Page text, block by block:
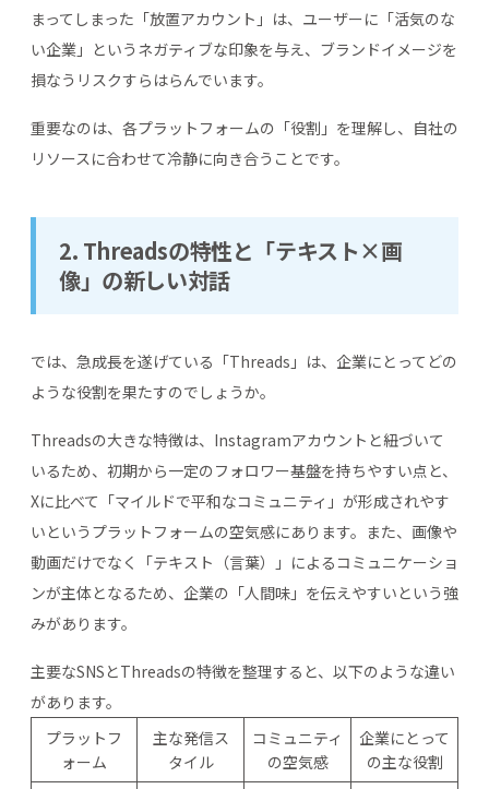
まってしまった「放置アカウント」は、ユーザーに「活気のな
い企業」というネガティブな印象を与え、ブランドイメージを
損なうリスクすらはらんでいます。
重要なのは、各プラットフォームの「役割」を理解し、自社の
リソースに合わせて冷静に向き合うことです。
2. Threadsの特性と「テキスト×画
像」の新しい対話
では、急成長を遂げている「Threads」は、企業にとってどの
ような役割を果たすのでしょうか。
Threadsの大きな特徴は、Instagramアカウントと紐づいて
いるため、初期から一定のフォロワー基盤を持ちやすい点と、
Xに比べて「マイルドで平和なコミュニティ」が形成されやす
いというプラットフォームの空気感にあります。また、画像や
動画だけでなく「テキスト（言葉）」によるコミュニケーショ
ンが主体となるため、企業の「人間味」を伝えやすいという強
みがあります。
主要なSNSとThreadsの特徴を整理すると、以下のような違い
があります。
プラットフ
ォーム
主な発信ス
タイル
コミュニティ
の空気感
企業にとって
の主な役割